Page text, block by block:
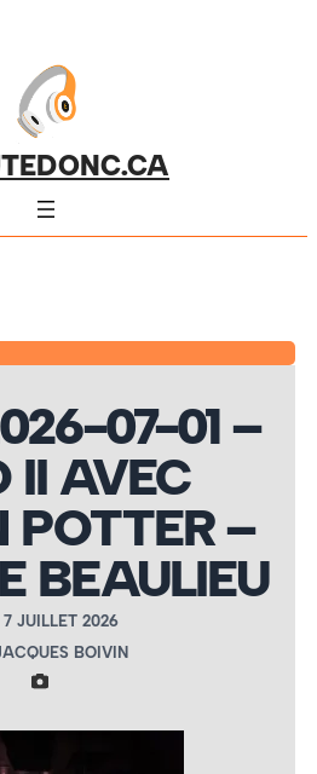
07-01 –
II AVEC
POTTER –
BEAULIEU
7 JUILLET 2026
BOIVIN